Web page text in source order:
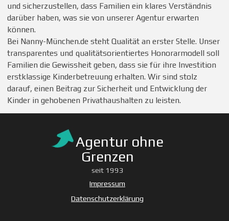
und sicherzustellen, dass Familien ein klares Verständnis
darüber haben, was sie von unserer Agentur erwarten
können.
Bei Nanny-München.de steht Qualität an erster Stelle. Unser
transparentes und qualitätsorientiertes Honorarmodell soll
Familien die Gewissheit geben, dass sie für ihre Investition
erstklassige Kinderbetreuung erhalten. Wir sind stolz
darauf, einen Beitrag zur Sicherheit und Entwicklung der
Kinder in gehobenen Privathaushalten zu leisten.
Agentur ohne
Grenzen
seit 1993
Impressum
Datenschutzerklärung